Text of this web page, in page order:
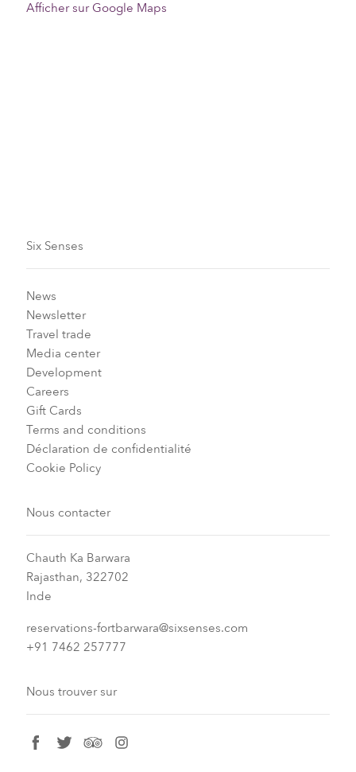
Afficher sur Google Maps
Six Senses
News
Newsletter
Travel trade
Media center
Development
Careers
Gift Cards
Terms and conditions
Déclaration de confidentialité
Cookie Policy
Nous contacter
Chauth Ka Barwara
Rajasthan, 322702
Inde
reservations-fortbarwara@sixsenses.com
+91 7462 257777
Nous trouver sur
facebook
twitter tripadvisor